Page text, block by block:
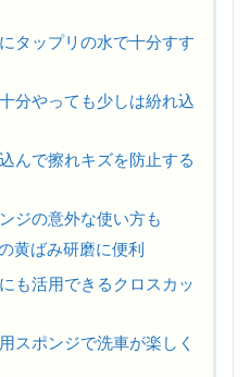
タップリの水で十分すす
分やっても少しは紛れ込
んで擦れキズを防止する
ジの意外な使い方も
黄ばみ研磨に便利
も活用できるクロスカッ
スポンジで洗車が楽しく